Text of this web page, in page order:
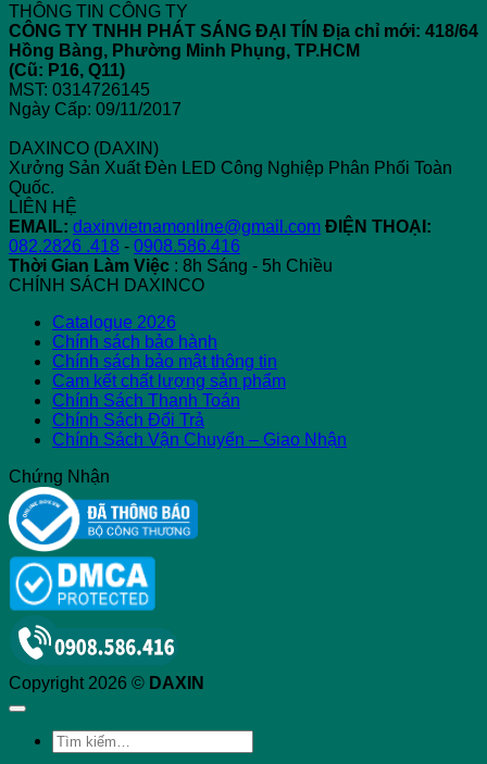
THÔNG TIN CÔNG TY
CÔNG TY TNHH PHÁT SÁNG ĐẠI TÍN Địa chỉ mới: 418/64
Hồng Bàng, Phường Minh Phụng, TP.HCM
(Cũ: P16, Q11)
MST: 0314726145
Ngày Cấp: 09/11/2017
DAXINCO (DAXIN)
Xưởng Sản Xuất Đèn LED Công Nghiệp Phân Phối Toàn
Quốc.
LIÊN HỆ
EMAIL: daxinvietnamonline@gmail.com ĐIỆN THOẠI:
082.2826 .418 - 0908.586.416
Thời Gian Làm Việc : 8h Sáng - 5h Chiều
CHÍNH SÁCH DAXINCO
Catalogue 2026
Chính sách bảo hành
Chính sách bảo mật thông tin
Cam kết chất lượng sản phẩm
Chính Sách Thanh Toán
Chính Sách Đổi Trả
Chính Sách Vận Chuyển – Giao Nhận
Chứng Nhận
Copyright 2026 © DAXIN
Tìm
kiếm: